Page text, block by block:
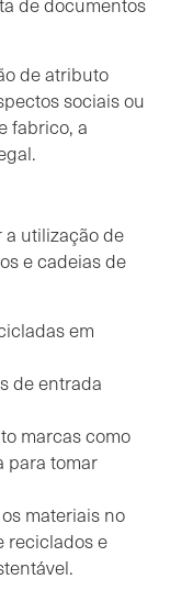
de documentos
de atributo
sociais ou
fabrico, a
a utilização de
e cadeias de
em
de entrada
marcas como
para tomar
materiais no
reciclados e